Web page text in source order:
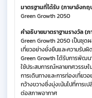
มาตรฐานที่ได้รับ (ภาษาอังกฤ
Green Growth 2050
คำอธิบายมาตราฐานรางวัล (ภ
Green Growth 2050 เป็นชุด
เที่ยวอย่างยั่งยืนและความรั
Green Growth ได้รับการพัฒน
ใช้ประสบการณ์หลายทศวรรษใ
การเดินทางและการท่องเที่ย
กว้างขวางซึ่งมุ่งเน้นไปที่การ
ต่อสภาพอากาศ